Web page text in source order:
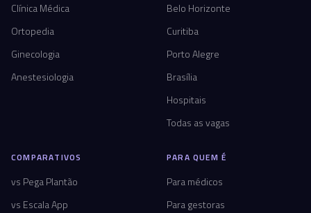
Clínica Médica
Ortopedia
Ginecologia
Anestesiologia
Belo Horizonte
Curitiba
Porto Alegre
Brasília
Hospitais
Todas as vagas
COMPARATIVOS
vs Pega Plantão
vs Escala App
PARA QUEM É
Para médicos
Para gestoras